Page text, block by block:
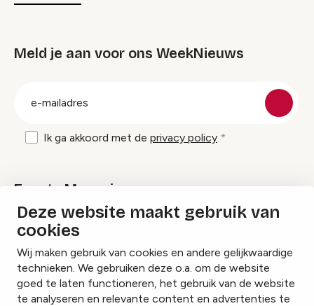
Deze website maakt gebruik van
cookies
Wij maken gebruik van cookies en andere gelijkwaardige
technieken. We gebruiken deze o.a. om de website
goed te laten functioneren, het gebruik van de website
te analyseren en relevante content en advertenties te
Meld je aan voor ons WeekNieuws
Ik ga akkoord met de privacy policy
Events Magazine
Ik ontvang graag Events Magazine